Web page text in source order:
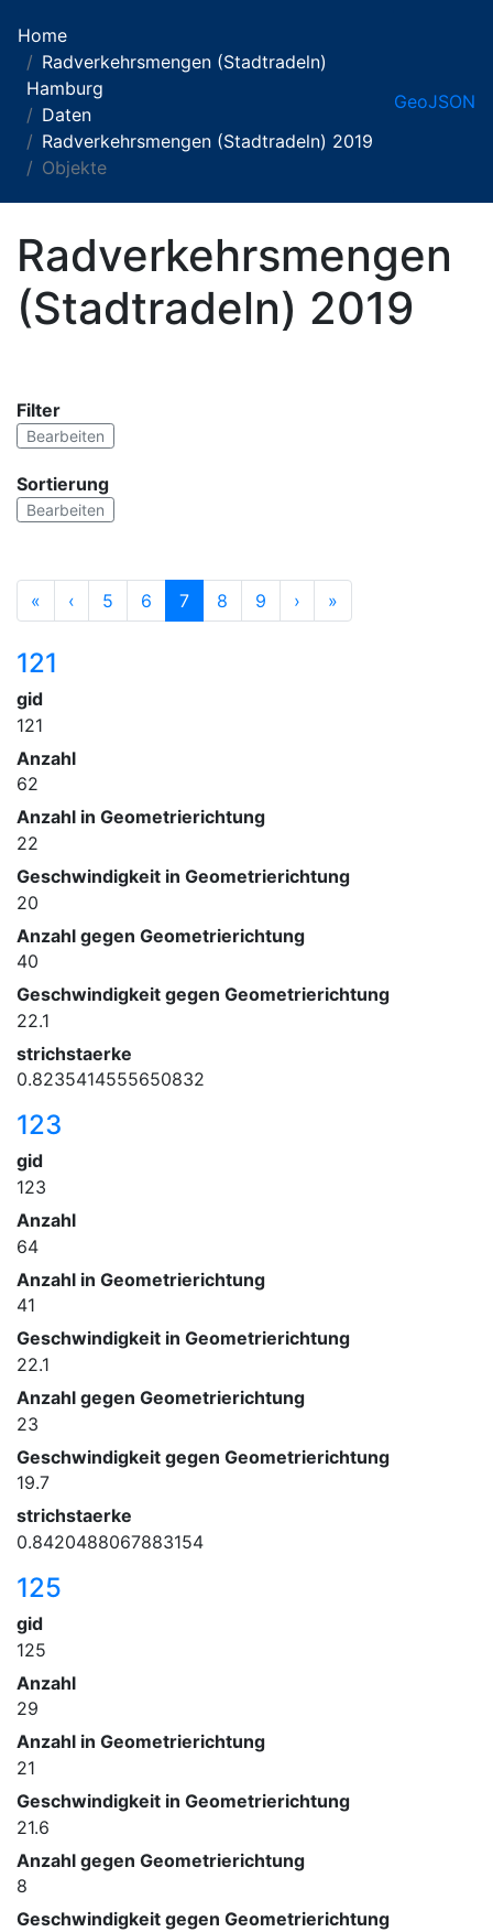
Home
Radverkehrsmengen (Stadtradeln)
Hamburg
Daten
Radverkehrsmengen (Stadtradeln) 2019
Objekte
GeoJSON
Radverkehrsmengen
(Stadtradeln) 2019
Filter
Bearbeiten
Sortierung
Bearbeiten
« ‹ 5 6 7 8 9 › »
121
gid
121
Anzahl
62
Anzahl in Geometrierichtung
22
Geschwindigkeit in Geometrierichtung
20
Anzahl gegen Geometrierichtung
40
Geschwindigkeit gegen Geometrierichtung
22.1
strichstaerke
0.8235414555650832
123
gid
123
Anzahl
64
Anzahl in Geometrierichtung
41
Geschwindigkeit in Geometrierichtung
22.1
Anzahl gegen Geometrierichtung
23
Geschwindigkeit gegen Geometrierichtung
19.7
strichstaerke
0.8420488067883154
125
gid
125
Anzahl
29
Anzahl in Geometrierichtung
21
Geschwindigkeit in Geometrierichtung
21.6
Anzahl gegen Geometrierichtung
8
Geschwindigkeit gegen Geometrierichtung